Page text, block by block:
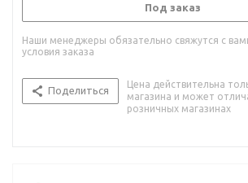
Под заказ
Наши менеджеры обязательно свяжутся с
условия заказа
Поделиться
Цена действительна
магазина и может
розничных магазинах